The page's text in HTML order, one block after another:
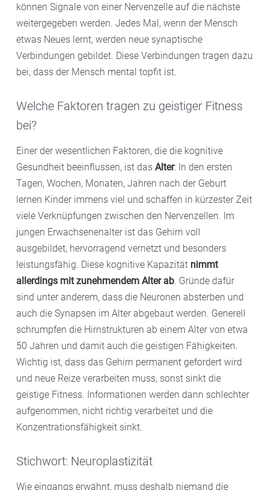
können Signale von einer Nervenzelle auf die nächste
weitergegeben werden. Jedes Mal, wenn der Mensch
etwas Neues lernt, werden neue synaptische
Verbindungen gebildet. Diese Verbindungen tragen dazu
bei, dass der Mensch mental topfit ist.
Welche Faktoren tragen zu geistiger Fitness
bei?
Einer der wesentlichen Faktoren, die die kognitive
Gesundheit beeinflussen, ist das Alter: In den ersten
Tagen, Wochen, Monaten, Jahren nach der Geburt
lernen Kinder immens viel und schaffen in kürzester Zeit
viele Verknüpfungen zwischen den Nervenzellen. Im
jungen Erwachsenenalter ist das Gehirn voll
ausgebildet, hervorragend vernetzt und besonders
leistungsfähig. Diese kognitive Kapazität nimmt
allerdings mit zunehmendem Alter ab. Gründe dafür
sind unter anderem, dass die Neuronen absterben und
auch die Synapsen im Alter abgebaut werden. Generell
schrumpfen die Hirnstrukturen ab einem Alter von etwa
50 Jahren und damit auch die geistigen Fähigkeiten.
Wichtig ist, dass das Gehirn permanent gefordert wird
und neue Reize verarbeiten muss, sonst sinkt die
geistige Fitness. Informationen werden dann schlechter
aufgenommen, nicht richtig verarbeitet und die
Konzentrationsfähigkeit sinkt.
Stichwort: Neuroplastizität
Wie eingangs erwähnt, muss deshalb niemand die